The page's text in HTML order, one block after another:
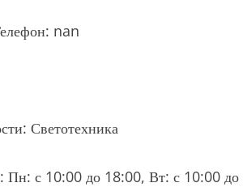
nan
Светотехника
Пн: с 10:00 до 18:00, Вт: с 10:00